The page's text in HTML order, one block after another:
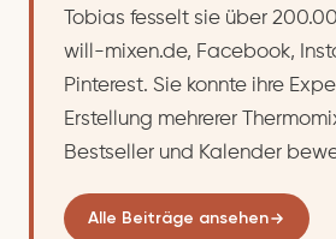
Tobias fesselt sie über
will-mixen.de, Facebook,
Pinterest. Sie konnte ihre
Erstellung mehrerer
Bestseller und Kalender
Alle Beiträge ansehen